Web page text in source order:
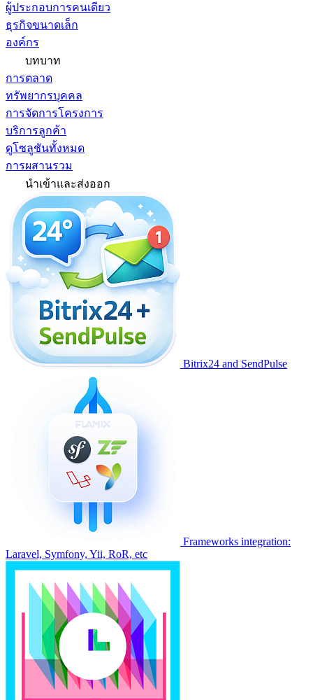
ผู้ประกอบการคนเดียว
ธุรกิจขนาดเล็ก
องค์กร
บทบาท
การตลาด
ทรัพยากรบุคคล
การจัดการโครงการ
บริการลูกค้า
ดูโซลูชันทั้งหมด
การผสานรวม
นำเข้าและส่งออก
Bitrix24 and SendPulse
Frameworks integration:
Laravel, Symfony, Yii, RoR, etc